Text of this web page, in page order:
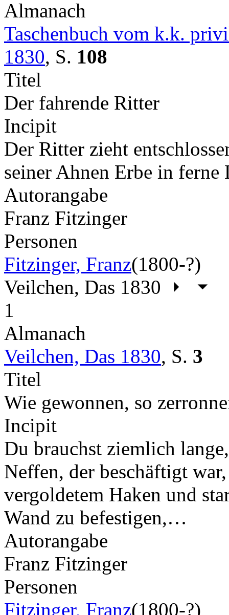
Almanach
Taschenbuch vom k.k.
1830, S. 108
Titel
Der fahrende Ritter
Incipit
Der Ritter zieht
seiner Ahnen Erbe in
Autorangabe
Franz Fitzinger
Personen
Fitzinger, Franz(1800-?)
Veilchen, Das 1830
1
Almanach
Veilchen, Das 1830, S. 3
Titel
Wie gewonnen, so
Incipit
Du brauchst ziemlich
Neffen, der beschäftigt
vergoldetem Haken und
Wand zu befestigen,…
Autorangabe
Franz Fitzinger
Personen
Fitzinger, Franz(1800-?)